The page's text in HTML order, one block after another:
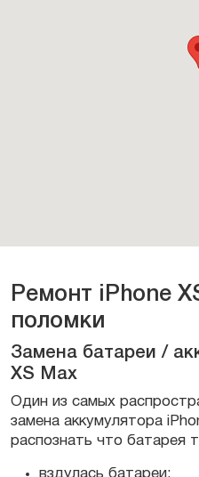
Ремонт iPhone
поломки
Замена батареи /
XS Max
Один из самых
замена аккумулятора
распознать что батарея
вздулась батареи;